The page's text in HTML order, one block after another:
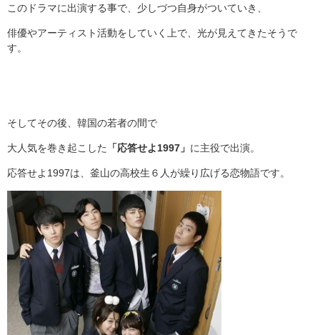
このドラマに出演する事で、少しづつ自身がついていき、
俳優やアーティスト活動をしていく上で、光が見えてきたそうで
す。
そしてその後、韓国の若者の間で
大人気を巻き起こした 「応答せよ1997」 に主役で出演。
応答せよ1997は、釜山の高校生６人が繰り広げる恋物語です。